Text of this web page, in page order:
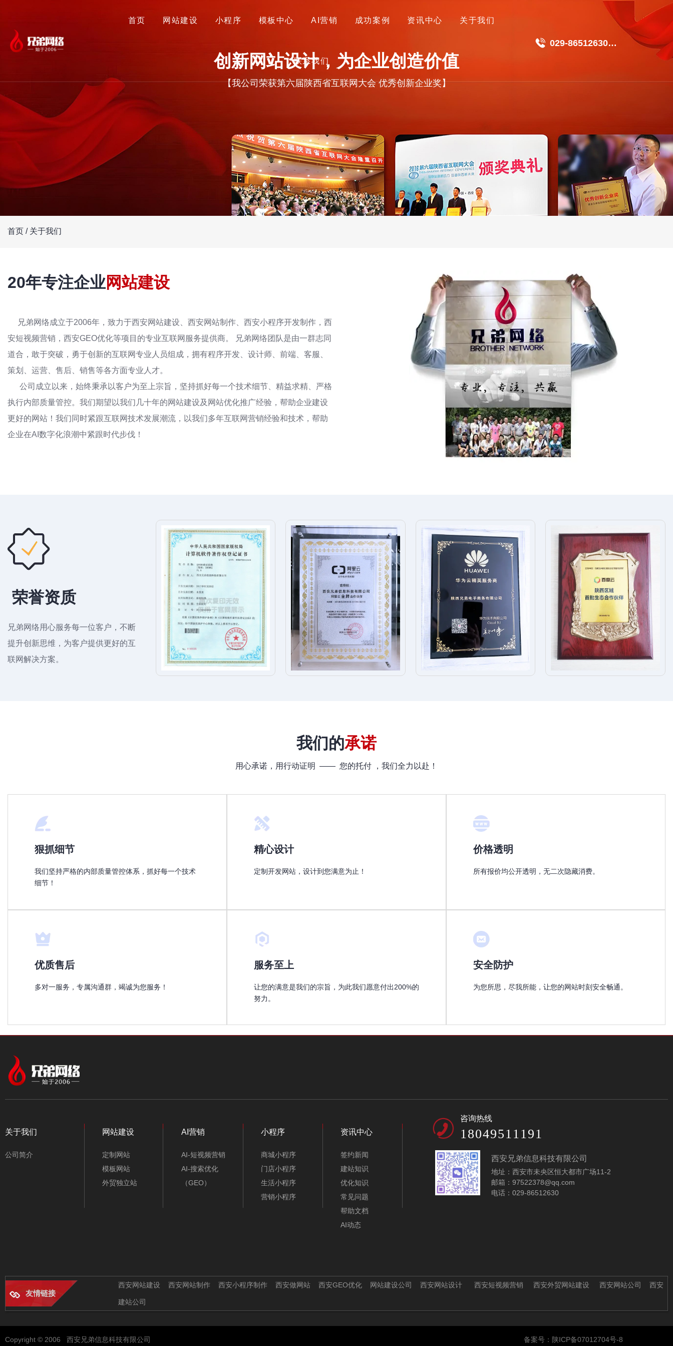
首页 网站建设 小程序 模板中心 AI营销 成功案例 资讯中心 关于我们
联系我们
029-86512630
首页 关于我们 网站建设 小程序 模板中心
AI营销 成功案例 资讯中心
创新网站设计，为企业创造价值
【我公司荣获第六届陕西省互联网大会 优秀创新企业奖】
首页 / 关于我们
20年专注企业网站建设
兄弟网络成立于2006年，致力于西安网站建设、西安网站制作、西安小程序开发制作，西
安短视频营销，西安GEO优化等项目的专业互联网服务提供商。 兄弟网络团队是由一群志同
道合，敢于突破，勇于创新的互联网专业人员组成，拥有程序开发、设计师、前端、客服、
策划、运营、售后、销售等各方面专业人才。
公司成立以来，始终秉承以客户为至上宗旨，坚持抓好每一个技术细节、精益求精、严格
执行内部质量管控。我们期望以我们几十年的网站建设及网站优化推广经验，帮助企业建设
更好的网站！我们同时紧跟互联网技术发展潮流，以我们多年互联网营销经验和技术，帮助
企业在AI数字化浪潮中紧跟时代步伐！
OBJECTIVE
我们的目标
成为具幸福感与商业价值的互联网整合营销
机构
GROWING
我们的成长
来自客户对我们的信赖以及我们对行业的热
爱
INSIST
我们的坚持
在建站领域为客户提供优质服务
荣誉资质
兄弟网络用心服务每一位客户，不断
提升创新思维，为客户提供更好的互
联网解决方案。
我们的承诺
用心承诺，用行动证明 —— 您的托付 ，我们全力以赴！
狠抓细节
我们坚持严格的内部质量管控体系，抓好每一个技术
细节！
精心设计
定制开发网站，设计到您满意为止！
价格透明
所有报价均公开透明，无二次隐藏消费。
优质售后
多对一服务，专属沟通群，竭诚为您服务！
服务至上
让您的满意是我们的宗旨，为此我们愿意付出200%的
努力。
安全防护
为您所思，尽我所能，让您的网站时刻安全畅通。
专注，专长，提升品牌我们一直在努力
关于我们
公司简介
网站建设
定制网站
模板网站
外贸独立站
AI营销
AI-短视频营销
AI-搜索优化
（GEO）
小程序
商城小程序
门店小程序
生活小程序
营销小程序
资讯中心
签约新闻
建站知识
优化知识
常见问题
帮助文档
AI动态
咨询热线
18049511191
西安兄弟信息科技有限公司
地址：西安市未央区恒大都市广场11-2
邮箱：97522378@qq.com
电话：029-86512630
友情链接
西安网站建设 西安网站制作 西安小程序制作 西安做网站 西安GEO优化 网站建设公司 西安网站设计 西安短视频营销 西安外贸网站建设 西安网站公司 西安
建站公司
Copyright © 2006 西安兄弟信息科技有限公司 备案号：陕ICP备07012704号-8